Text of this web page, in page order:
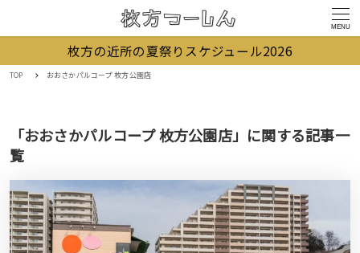
MENU
枚方の近所の夏祭りスケジュール2026
TOP おおさかパルコープ 枚方公園店
「おおさかパルコープ 枚方公園店」に関する記事一
覧